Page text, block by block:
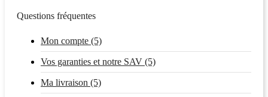
Questions fréquentes
Mon compte (5)
Vos garanties et notre SAV (5)
Ma livraison (5)